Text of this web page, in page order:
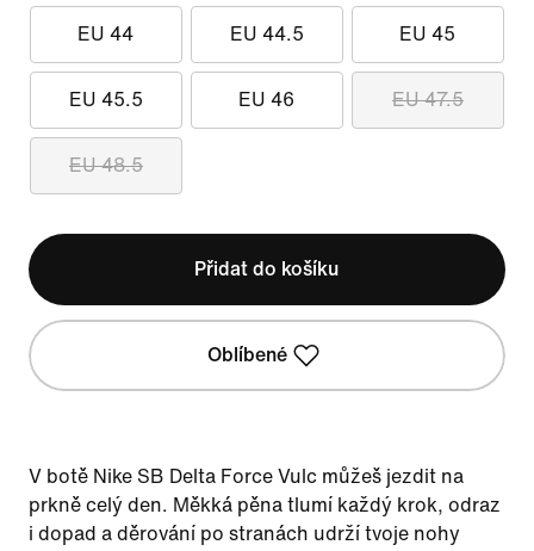
EU 44 EU 44.5 EU 45
EU 45.5 EU 46 EU 47.5
EU 48.5
Přidat do košíku
Oblíbené
V botě Nike SB Delta Force Vulc můžeš jezdit na
prkně celý den. Měkká pěna tlumí každý krok, odraz
i dopad a děrování po stranách udrží tvoje nohy